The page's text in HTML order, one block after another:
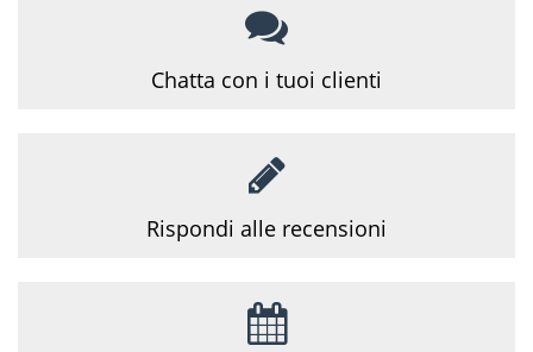
Chatta con i tuoi clienti
Rispondi alle recensioni